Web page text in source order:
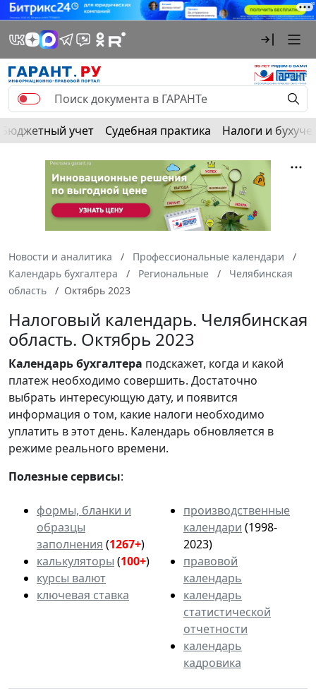
Бюджетный учет Судебная практика Налоги и
Новости и аналитика
Профессиональные календари
Календарь бухгалтера
Региональные
Челябинская
область
Октябрь 2023
Налоговый календарь. Челябинская
область. Октябрь 2023
Календарьбухгалтера подскажет, когда и какой
платеж необходимо совершить. Достаточно
выбрать интересующую дату, и появится
информация о том, какие налоги необходимо
уплатить в этот день. Календарь обновляется в
режиме реального времени.
Полезные сервисы:
формы, бланки и
образцы
заполнения (1267+)
калькуляторы (100+)
курсы валют
ключевая ставка
производственные
календари (1998-
2023)
правовой
календарь
календарь
статистической
отчетности
календарь
кадровика